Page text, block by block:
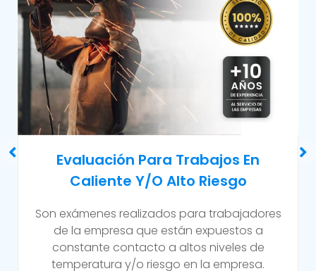
Examen Médico Ocupacional De
Reincorporación Laboral
Este examen se realiza al colaborador que se
incorpora a la organización luego de haber
sufrido alguna incapacidad temporal propia
del trabajo.